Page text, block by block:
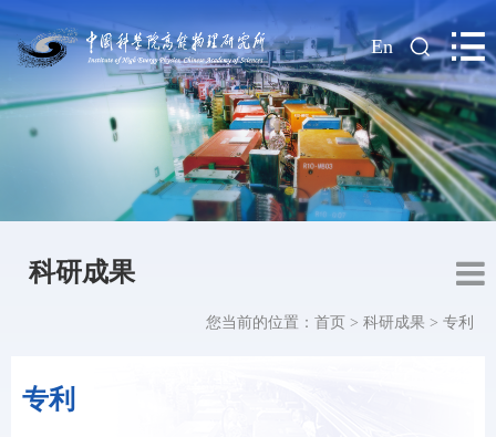
| En
科研成果
专利
您当前的位置： 首页 > 科研成果 > 专利